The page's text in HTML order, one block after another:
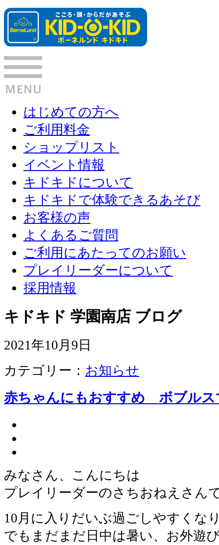
はじめての方へ
ご利用料金
ショップリスト
イベント情報
キドキドについて
キドキドで体験できるあそび
お客様の声
よくあるご質問
ご利用にあたってのお願い
プレイリーダーについて
採用情報
キドキド 学園南店 ブログ
2021年10月9日
カテゴリー： お知らせ
赤ちゃんにもおすすめ ボブルス
みなさん、こんにちは
プレイリーダーのさちおねえさん
10月に入りだいぶ過ごしやすくな
でもまだまだ日中は暑い、お外遊